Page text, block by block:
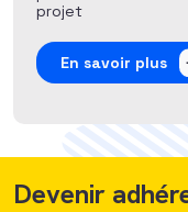
projet
En savoir plus
Devenir